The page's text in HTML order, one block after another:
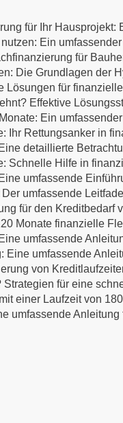
für Ihr Hausprojekt:
Ein
für
Die Grundlagen der
Lösungen für
Effektive
Ein
Ihr Rettungsanker in
detaillierte
Schnelle Hilfe in
umfassende
umfassende
für den Kreditbedarf
Monate finanzielle
umfassende
Eine umfassende
von
für eine
einer Laufzeit von
umfassende